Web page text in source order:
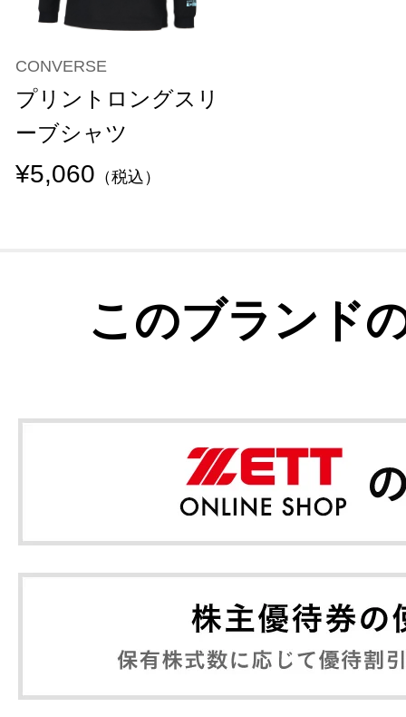
CONVERSE
プリントロングスリ
ーブシャツ
¥5,060 （税込）
このブランド